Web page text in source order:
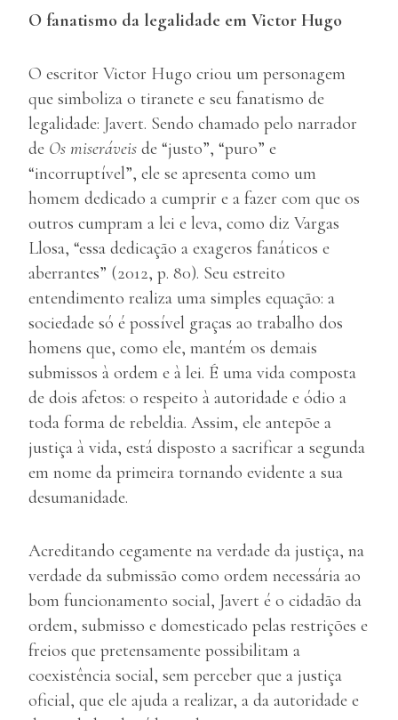
O fanatismo da legalidade em Victor Hugo
O escritor Victor Hugo criou um personagem
que simboliza o tiranete e seu fanatismo de
legalidade: Javert. Sendo chamado pelo narrador
de Os miseráveis de “justo”, “puro” e
“incorruptível”, ele se apresenta como um
homem dedicado a cumprir e a fazer com que os
outros cumpram a lei e leva, como diz Vargas
Llosa, “essa dedicação a exageros fanáticos e
aberrantes” (2012, p. 80). Seu estreito
entendimento realiza uma simples equação: a
sociedade só é possível graças ao trabalho dos
homens que, como ele, mantém os demais
submissos à ordem e à lei. É uma vida composta
de dois afetos: o respeito à autoridade e ódio a
toda forma de rebeldia. Assim, ele antepõe a
justiça à vida, está disposto a sacrificar a segunda
em nome da primeira tornando evidente a sua
desumanidade.
Acreditando cegamente na verdade da justiça, na
verdade da submissão como ordem necessária ao
bom funcionamento social, Javert é o cidadão da
ordem, submisso e domesticado pelas restrições e
freios que pretensamente possibilitam a
coexistência social, sem perceber que a justiça
oficial, que ele ajuda a realizar, a da autoridade e